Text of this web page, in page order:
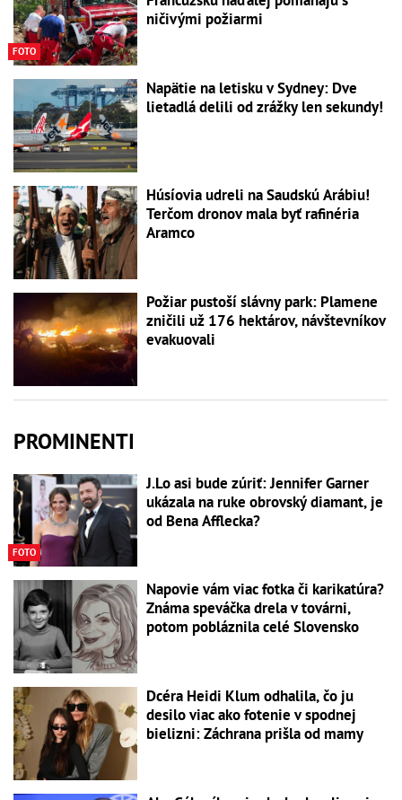
FOTO
ničivými požiarmi
Napätie na letisku v Sydney: Dve
lietadlá delili od zrážky len sekundy!
Húsíovia udreli na Saudskú Arábiu!
Terčom dronov mala byť rafinéria
Aramco
Požiar pustoší slávny park: Plamene
zničili už 176 hektárov, návštevníkov
evakuovali
PROMINENTI
FOTO
J.Lo asi bude zúriť: Jennifer Garner
ukázala na ruke obrovský diamant, je
od Bena Afflecka?
Napovie vám viac fotka či karikatúra?
Známa speváčka drela v továrni,
potom pobláznila celé Slovensko
Dcéra Heidi Klum odhalila, čo ju
desilo viac ako fotenie v spodnej
bielizni: Záchrana prišla od mamy